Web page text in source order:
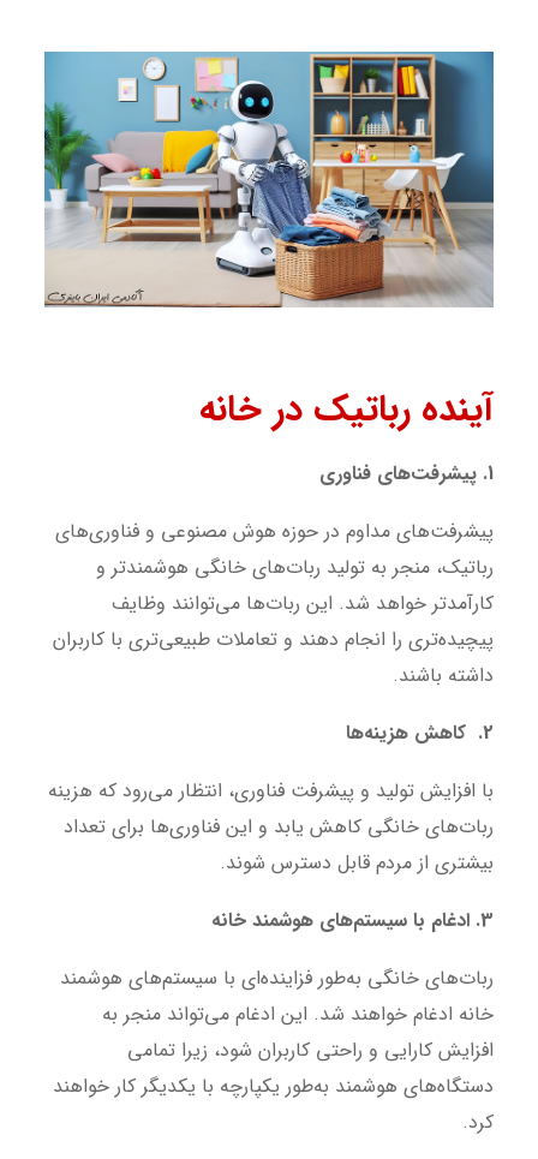
آینده رباتیک در خانه
1. پیشرفت‌های فناوری
پیشرفت‌های مداوم در حوزه هوش مصنوعی و فناوری‌های
رباتیک، منجر به تولید ربات‌های خانگی هوشمندتر و
کارآمدتر خواهد شد. این ربات‌ها می‌توانند وظایف
پیچیده‌تری را انجام دهند و تعاملات طبیعی‌تری با کاربران
داشته باشند.
2. کاهش هزینه‌ها
با افزایش تولید و پیشرفت فناوری، انتظار می‌رود که هزینه
ربات‌های خانگی کاهش یابد و این فناوری‌ها برای تعداد
بیشتری از مردم قابل دسترس شوند.
3. ادغام با سیستم‌های هوشمند خانه
ربات‌های خانگی به‌طور فزاینده‌ای با سیستم‌های هوشمند
خانه ادغام خواهند شد. این ادغام می‌تواند منجر به
افزایش کارایی و راحتی کاربران شود، زیرا تمامی
دستگاه‌های هوشمند به‌طور یکپارچه با یکدیگر کار خواهند
کرد.